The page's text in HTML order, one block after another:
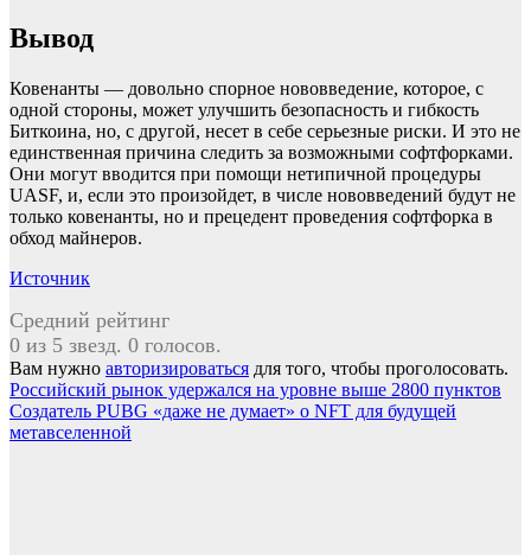
Вывод
Ковенанты — довольно спорное нововведение, которое, с
одной стороны, может улучшить безопасность и гибкость
Биткоина, но, с другой, несет в себе серьезные риски. И это не
единственная причина следить за возможными софтфорками.
Они могут вводится при помощи нетипичной процедуры
UASF, и, если это произойдет, в числе нововведений будут не
только ковенанты, но и прецедент проведения софтфорка в
обход майнеров.
Источник
Средний рейтинг
0 из 5 звезд. 0 голосов.
Вам нужно авторизироваться для того, чтобы проголосовать.
Навигация
по
Российский рынок удержался на уровне выше 2800 пунктов
Создатель PUBG «даже не думает» о NFT для будущей
метавселенной